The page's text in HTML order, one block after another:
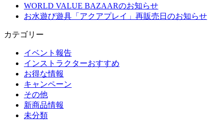
WORLD VALUE BAZAARのお知らせ
お水遊び遊具「アクアプレイ」再販売日のお知らせ
カテゴリー
イベント報告
インストラクターおすすめ
お得な情報
キャンペーン
その他
新商品情報
未分類